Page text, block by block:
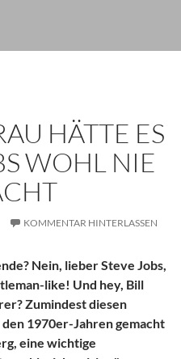
HÄTTE ES
WOHL NIE
KOMMENTAR HINTERLASSEN
Nein, lieber Steve Jobs,
like! Und hey, Bill
Zumindest diesen
1970er-Jahren gemacht
eine wichtige